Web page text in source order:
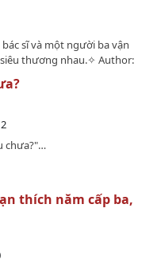
sĩ và một người ba vận
thương nhau.✧ Author:
Jimmy Jitaraphol x Sea
chưa?"…
thích năm cấp ba,